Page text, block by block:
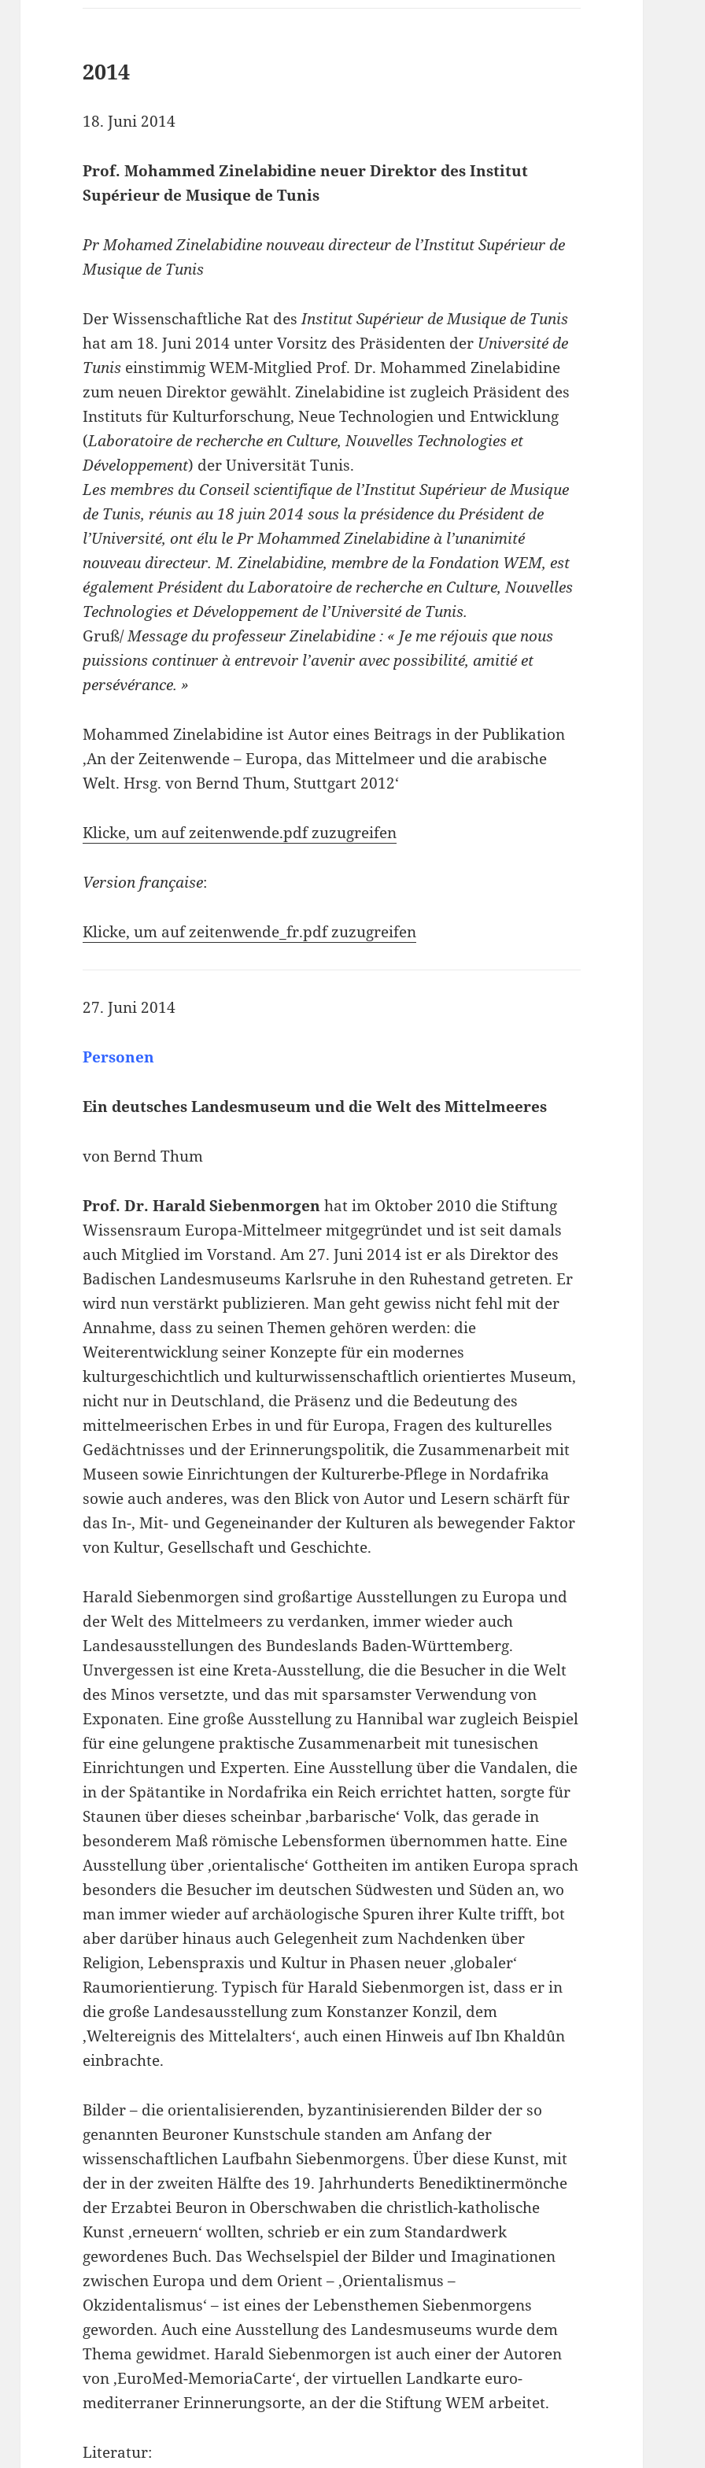
2014
18. Juni 2014
Prof. Mohammed Zinelabidine neuer Direktor des Institut
Supérieur de Musique de Tunis
Pr Mohamed Zinelabidine nouveau directeur de l’Institut Supérieur de
Musique de Tunis
Der Wissenschaftliche Rat desInstitut Supérieur de Musique de Tunis
hat am 18. Juni 2014 unter Vorsitz des Präsidenten der Université de
Tunis einstimmig WEM-Mitglied Prof. Dr. Mohammed Zinelabidine
zum neuen Direktor gewählt. Zinelabidine ist zugleich Präsident des
Instituts für Kulturforschung, Neue Technologien und Entwicklung
(Laboratoire de recherche en Culture, Nouvelles Technologies et
Développement) der Universität Tunis.
Les membres du Conseil scientifique de l’Institut Supérieur de Musique
de Tunis, réunis au 18 juin 2014 sous la présidence du Président de
l’Université, ont élu le Pr Mohammed Zinelabidine à l’unanimité
nouveau directeur. M. Zinelabidine, membre de la Fondation WEM, est
également Président du Laboratoire de recherche en Culture, Nouvelles
Technologies et Développement de l’Université de Tunis.
Gruß/Message du professeur Zinelabidine : « Je me réjouis que nous
puissions continuer à entrevoir l’avenir avec possibilité, amitié et
persévérance. »
Mohammed Zinelabidine ist Autor eines Beitrags in der Publikation
‚An der Zeitenwende – Europa, das Mittelmeer und die arabische
Welt. Hrsg. von Bernd Thum, Stuttgart 2012‘
Klicke, um auf zeitenwende.pdf zuzugreifen
Version française:
Klicke, um auf zeitenwende_fr.pdf zuzugreifen
27. Juni 2014
Personen
Ein deutsches Landesmuseum und die Welt des Mittelmeeres
von Bernd Thum
Prof. Dr. Harald Siebenmorgenhat im Oktober 2010 die Stiftung
Wissensraum Europa-Mittelmeer mitgegründet und ist seit damals
auch Mitglied im Vorstand. Am 27. Juni 2014 ist er als Direktor des
Badischen Landesmuseums Karlsruhe in den Ruhestand getreten. Er
wird nun verstärkt publizieren. Man geht gewiss nicht fehl mit der
Annahme, dass zu seinen Themen gehören werden: die
Weiterentwicklung seiner Konzepte für ein modernes
kulturgeschichtlich und kulturwissenschaftlich orientiertes Museum,
nicht nur in Deutschland, die Präsenz und die Bedeutung des
mittelmeerischen Erbes in und für Europa, Fragen des kulturelles
Gedächtnisses und der Erinnerungspolitik, die Zusammenarbeit mit
Museen sowie Einrichtungen der Kulturerbe-Pflege in Nordafrika
sowie auch anderes, was den Blick von Autor und Lesern schärft für
das In-, Mit- und Gegeneinander der Kulturen als bewegender Faktor
von Kultur, Gesellschaft und Geschichte.
Harald Siebenmorgen sind großartige Ausstellungen zu Europa und
der Welt des Mittelmeers zu verdanken, immer wieder auch
Landesausstellungen des Bundeslands Baden-Württemberg.
Unvergessen ist eine Kreta-Ausstellung, die die Besucher in die Welt
des Minos versetzte, und das mit sparsamster Verwendung von
Exponaten. Eine große Ausstellung zu Hannibal war zugleich Beispiel
für eine gelungene praktische Zusammenarbeit mit tunesischen
Einrichtungen und Experten. Eine Ausstellung über die Vandalen, die
in der Spätantike in Nordafrika ein Reich errichtet hatten, sorgte für
Staunen über dieses scheinbar ‚barbarische‘ Volk, das gerade in
besonderem Maß römische Lebensformen übernommen hatte. Eine
Ausstellung über ‚orientalische‘ Gottheiten im antiken Europa sprach
besonders die Besucher im deutschen Südwesten und Süden an, wo
man immer wieder auf archäologische Spuren ihrer Kulte trifft, bot
aber darüber hinaus auch Gelegenheit zum Nachdenken über
Religion, Lebenspraxis und Kultur in Phasen neuer ‚globaler‘
Raumorientierung. Typisch für Harald Siebenmorgen ist, dass er in
die große Landesausstellung zum Konstanzer Konzil, dem
‚Weltereignis des Mittelalters‘, auch einen Hinweis auf Ibn Khaldûn
einbrachte.
Bilder – die orientalisierenden, byzantinisierenden Bilder der so
genannten Beuroner Kunstschule standen am Anfang der
wissenschaftlichen Laufbahn Siebenmorgens. Über diese Kunst, mit
der in der zweiten Hälfte des 19. Jahrhunderts Benediktinermönche
der Erzabtei Beuron in Oberschwaben die christlich-katholische
Kunst ‚erneuern‘ wollten, schrieb er ein zum Standardwerk
gewordenes Buch. Das Wechselspiel der Bilder und Imaginationen
zwischen Europa und dem Orient – ‚Orientalismus –
Okzidentalismus‘ – ist eines der Lebensthemen Siebenmorgens
geworden. Auch eine Ausstellung des Landesmuseums wurde dem
Thema gewidmet. Harald Siebenmorgen ist auch einer der Autoren
von ‚EuroMed-MemoriaCarte‘, der virtuellen Landkarte euro-
mediterraner Erinnerungsorte, an der die Stiftung WEM arbeitet.
Literatur: